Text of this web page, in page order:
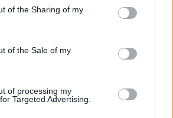
of the Sharing of my
of the Sale of my
of processing my
Targeted Advertising.
komentatoriams